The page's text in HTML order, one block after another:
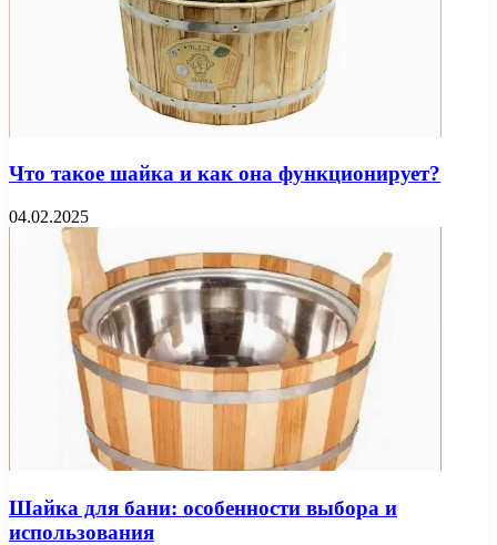
Что такое шайка и как она функционирует?
04.02.2025
Шайка для бани: особенности выбора и
использования